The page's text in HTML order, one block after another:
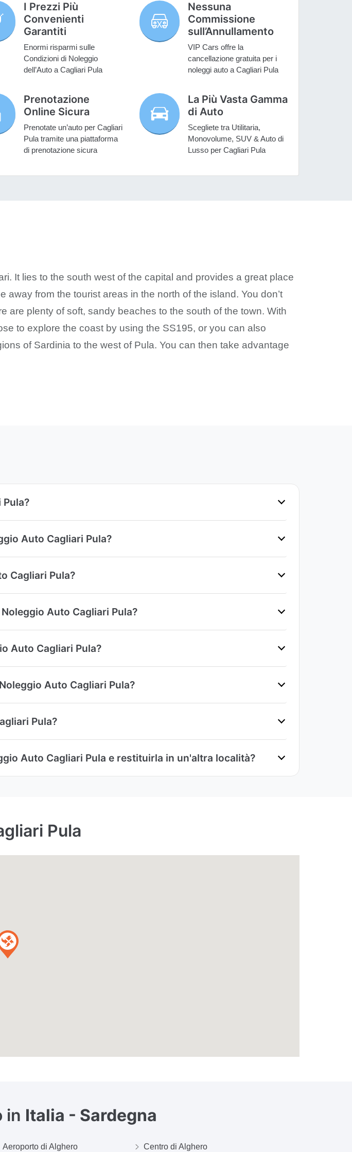
I Prezzi Più
Convenienti
Garantiti
Enormi risparmi sulle
Condizioni di Noleggio
dell’Auto a Cagliari Pula
Nessuna
Commissione
sull’Annullamento
VIP Cars offre la
cancellazione gratuita per i
noleggi auto a Cagliari Pula
Prenotazione
Online Sicura
Prenotate un’auto per Cagliari
Pula tramite una piattaforma
di prenotazione sicura
La Più Vasta Gamma
di Auto
Scegliete tra Utilitaria,
Monovolume, SUV & Auto di
Lusso per Cagliari Pula
It lies to the south west of the capital and provides a great place
from the tourist areas in the north of the island. You don’t
are plenty of soft, sandy beaches to the south of the town. With
to explore the coast by using the SS195, or you can also
of Sardinia to the west of Pula. You can then take advantage
Auto Cagliari Pula?
Cagliari Pula?
Auto Cagliari Pula?
Auto Cagliari Pula?
Auto Cagliari Pula?
Pula?
Auto Cagliari Pula e restituirla in un'altra località?
Pula
in Italia - Sardegna
Aeroporto di Alghero Centro di Alghero